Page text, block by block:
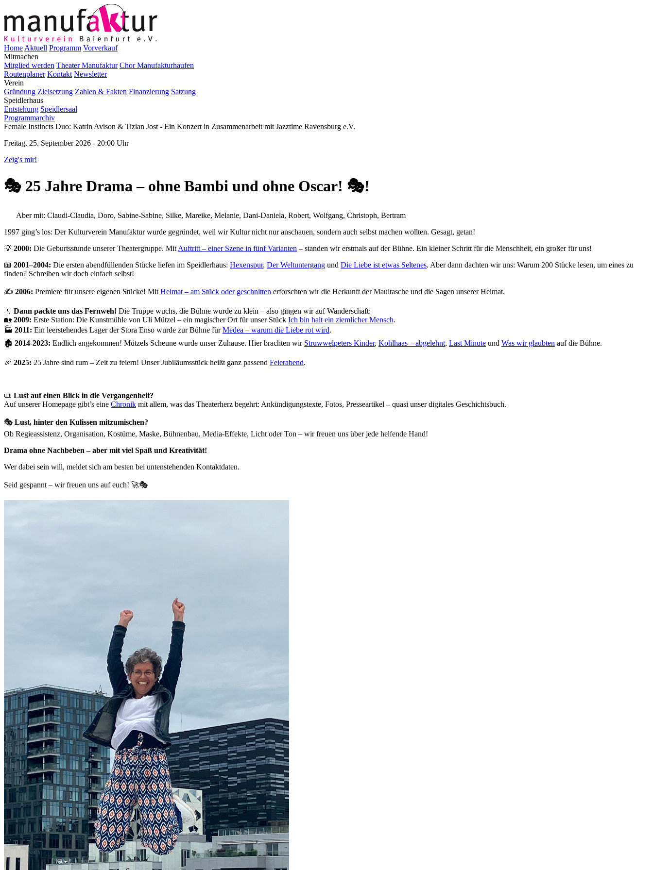
Home Aktuell Programm Vorverkauf
Mitmachen
Mitglied werden Theater Manufaktur Chor Manufakturhaufen
Routenplaner Kontakt Newsletter
Verein
Gründung Zielsetzung Zahlen & Fakten Finanzierung Satzung
Speidlerhaus
Entstehung Speidlersaal
Programmarchiv
Female Instincts Duo: Katrin Avison & Tizian Jost - Ein Konzert in Zusammenarbeit mit Jazztime Ravensburg e.V.
Freitag, 25. September 2026 - 20:00 Uhr
Zeig's mir!
🎭 25 Jahre Drama – ohne Bambi und ohne Oscar! 🎭!
Aber mit: Claudi-Claudia, Doro, Sabine-Sabine, Silke, Mareike, Melanie, Dani-Daniela, Robert, Wolfgang, Christoph, Bertram
1997 ging’s los: Der Kulturverein Manufaktur wurde gegründet, weil wir Kultur nicht nur anschauen, sondern auch selbst machen wollten. Gesagt, getan!
💡 2000: Die Geburtsstunde unserer Theatergruppe. Mit Auftritt – einer Szene in fünf Varianten – standen wir erstmals auf der Bühne. Ein kleiner Schritt für die Menschheit, ein großer für uns!
📖 2001–2004: Die ersten abendfüllenden Stücke liefen im Speidlerhaus: Hexenspur, Der Weltuntergang und Die Liebe ist etwas Seltenes. Aber dann dachten wir uns: Warum 200 Stücke lesen, um eines zu
finden? Schreiben wir doch einfach selbst!
✍️ 2006: Premiere für unsere eigenen Stücke! Mit Heimat – am Stück oder geschnitten erforschten wir die Herkunft der Maultasche und die Sagen unserer Heimat.
🚶 Dann packte uns das Fernweh! Die Truppe wuchs, die Bühne wurde zu klein – also gingen wir auf Wanderschaft:
🏡 2009: Erste Station: Die Kunstmühle von Uli Mützel – ein magischer Ort für unser Stück Ich bin halt ein ziemlicher Mensch.
🏭 2011: Ein leerstehendes Lager der Stora Enso wurde zur Bühne fürMedea – warum die Liebe rot wird.
🏚️ 2014-2023: Endlich angekommen! Mützels Scheune wurde unser Zuhause. Hier brachten wir Struwwelpeters Kinder, Kohlhaas – abgelehnt, Last Minute und Was wir glaubten auf die Bühne.
🎉 2025: 25 Jahre sind rum – Zeit zu feiern! Unser Jubiläumsstück heißt ganz passend Feierabend.
📜 Lust auf einen Blick in die Vergangenheit?
Auf unserer Homepage gibt’s eine Chronik mit allem, was das Theaterherz begehrt: Ankündigungstexte, Fotos, Presseartikel – quasi unser digitales Geschichtsbuch.
🎭 Lust, hinter den Kulissen mitzumischen?
Ob Regieassistenz, Organisation, Kostüme, Maske, Bühnenbau, Media-Effekte, Licht oder Ton – wir freuen uns über jede helfende Hand!
Drama ohne Nachbeben – aber mit viel Spaß und Kreativität!
Wer dabei sein will, meldet sich am besten bei untenstehenden Kontaktdaten.
Seid gespannt – wir freuen uns auf euch! 🚀🎭